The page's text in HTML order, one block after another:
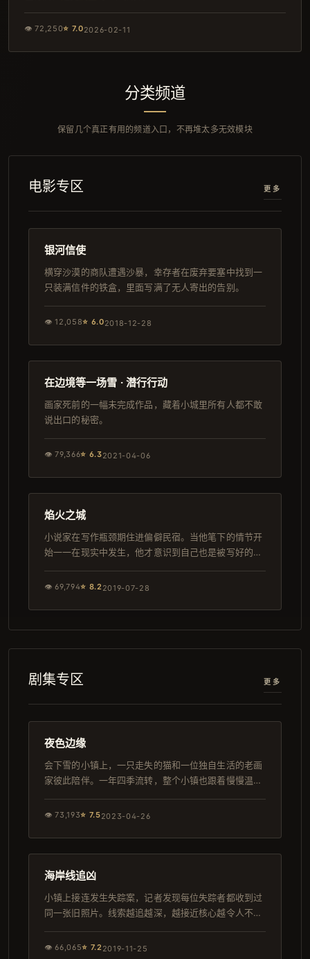
👁72,250⭐ 7.02026-02-11
分类频道
保留几个真正有用的频道入口，不再堆太多无效模块
电影专区 更多
完结
153分钟
银河信使
横穿沙漠的商队遭遇沙暴，幸存者在废弃要塞中找到一
只装满信件的铁盒，里面写满了无人寄出的告别。
👁12,058⭐ 6.02018-12-28
独播
120分钟
在边境等一场雪 · 潜行行动
画家死前的一幅未完成作品，藏着小城里所有人都不敢
说出口的秘密。
👁79,366⭐ 6.32021-04-06
完结
121分钟
焰火之城
小说家在写作瓶颈期住进偏僻民宿。当他笔下的情节开
始一一在现实中发生，他才意识到自己也是被写好的角
👁69,794⭐ 8.22019-07-28
剧集专区 更多
日本
109分钟
夜色边缘
会下雪的小镇上，一只走失的猫和一位独自生活的老画
家彼此陪伴。一年四季流转，整个小镇也跟着慢慢温暖
👁73,193⭐ 7.52023-04-26
日本
168分钟
海岸线追凶
小镇上接连发生失踪案，记者发现每位失踪者都收到过
同一张旧照片。线索越追越深，越接近核心越令人不寒
👁66,065⭐ 7.22019-11-25